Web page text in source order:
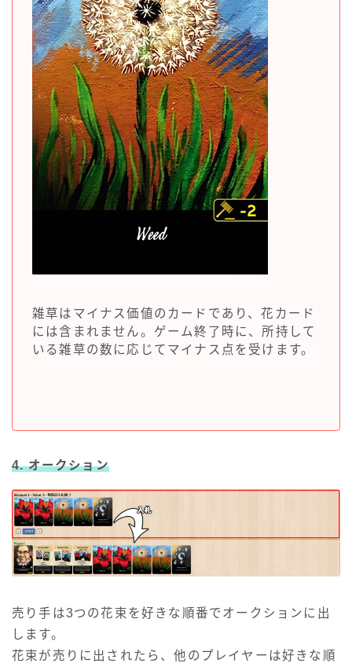
雑草はマイナス価値のカードであり、花カード
には含まれません。ゲーム終了時に、所持して
いる雑草の数に応じてマイナス点を受けます。
4. オークション
売り手は3つの花束を好きな順番でオークションに出
します。
花束が売りに出されたら、他のプレイヤーは好きな順